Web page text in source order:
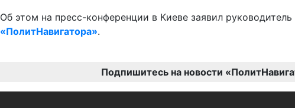
Об этом на пресс-конференции в Киеве заявил
«ПолитНавигатора».
Подпишитесь на новости